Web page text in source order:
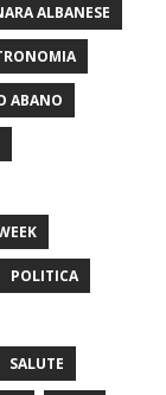
ALBANESE
ABANO
POLITICA
SALUTE